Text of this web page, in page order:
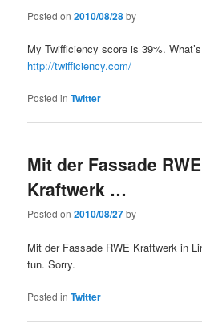
Posted on2010/08/28by
My Twifficiency score is 39%.
http://twifficiency.com/
Posted in Twitter
Mit der Fassade RWE
Kraftwerk …
Posted on2010/08/27by
Mit der Fassade RWE Kraftwerk in
tun. Sorry.
Posted in Twitter